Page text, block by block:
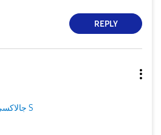
REPLY
جالاكسى S